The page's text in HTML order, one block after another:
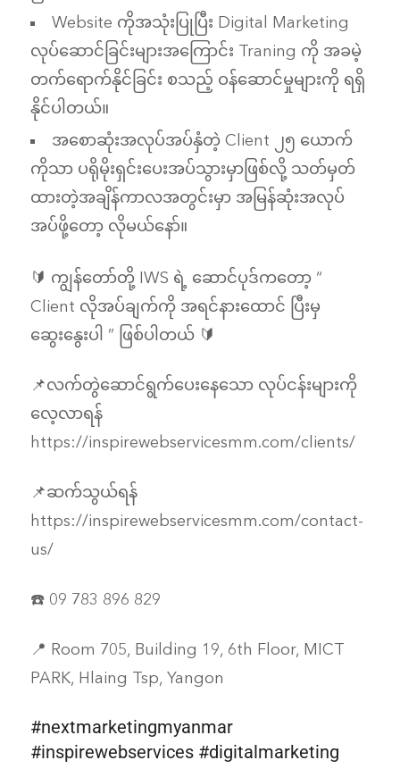
Website ကိုအသုံးပြုပြီး Digital Marketing
လုပ်ဆောင်ခြင်းများအကြောင်း Traning ကို အခမဲ့
တက်ရောက်နိုင်ခြင်း စသည့် ဝန်ဆောင်မှုများကို ရရှိ
နိုင်ပါတယ်။
အစောဆုံးအလုပ်အပ်နှံတဲ့ Client ၂၅ ယောက်
ကိုသာ ပရိုမိုးရှင်းပေးအပ်သွားမှာဖြစ်လို့ သတ်မှတ်
ထားတဲ့အချိန်ကာလအတွင်းမှာ အမြန်ဆုံးအလုပ်
အပ်ဖို့တော့ လိုမယ်နော်။
🔰 ကျွန်တော်တို့ IWS ရဲ့ ဆောင်ပုဒ်ကတော့ “
Client လိုအပ်ချက်ကို အရင်နားထောင် ပြီးမှ
ဆွေးနွေးပါ ” ဖြစ်ပါတယ် 🔰
📌လက်တွဲဆောင်ရွက်ပေးနေသော လုပ်ငန်းများကို
လေ့လာရန်
https://inspirewebservicesmm.com/clients/
📌ဆက်သွယ်ရန်
https://inspirewebservicesmm.com/contact-
us/
☎️ 09 783 896 829
📍 Room 705, Building 19, 6th Floor, MICT
PARK, Hlaing Tsp, Yangon
#nextmarketingmyanmar
#inspirewebservices #digitalmarketing